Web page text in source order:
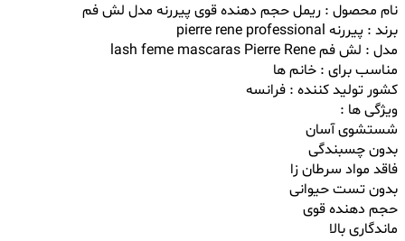
نام محصول : ریمل حجم دهنده قوی پیررنه مدل لش فم
برند : پیررنه pierre rene professional
مدل : لش فم lash feme mascaras Pierre Rene
مناسب برای : خانم ها
کشور تولید کننده : فرانسه
ویژگی ها :
شستشوی آسان
بدون چسبندگی
فاقد مواد سرطان زا
بدون تست حیوانی
حجم دهنده قوی
ماندگاری بالا